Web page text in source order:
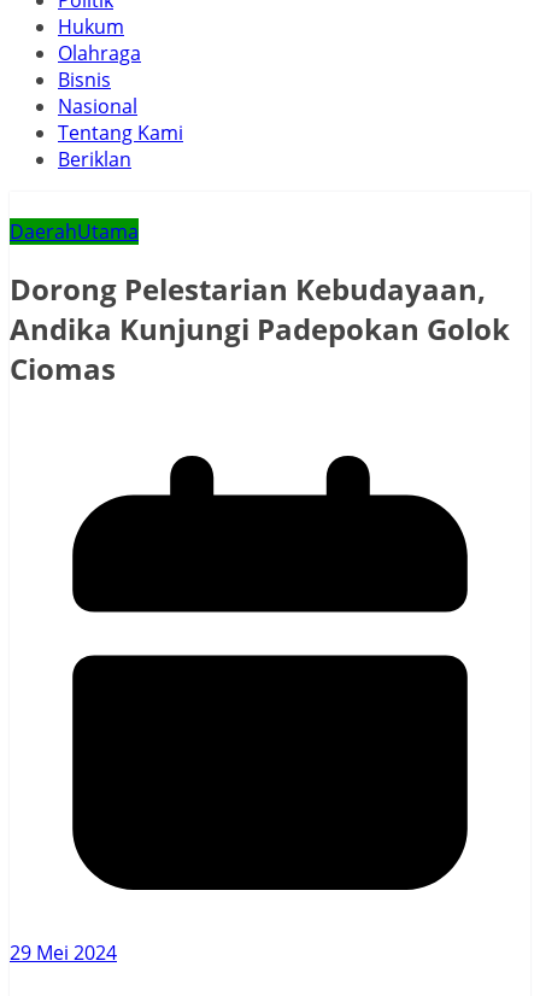
Hukum
Olahraga
Bisnis
Nasional
Tentang Kami
Beriklan
DaerahUtama
Dorong Pelestarian Kebudayaan,
Andika Kunjungi Padepokan Golok
Ciomas
29 Mei 2024